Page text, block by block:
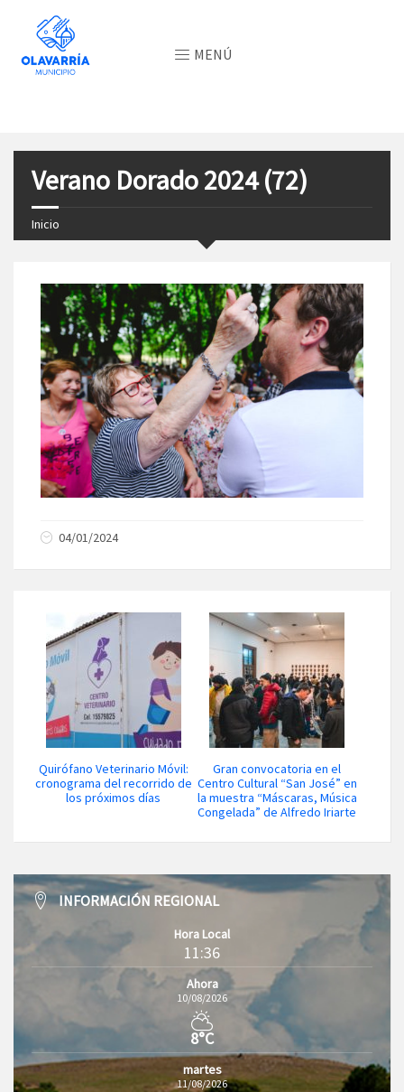
MENÚ
Verano Dorado 2024 (72)
Inicio
04/01/2024
Quirófano Veterinario Móvil:
cronograma del recorrido de
los próximos días
Gran convocatoria en el
Centro Cultural “San José” en
la muestra “Máscaras, Música
Congelada” de Alfredo Iriarte
INFORMACIÓN REGIONAL
Hora Local
11:36
Ahora
10/08/2026
8°C
martes
11/08/2026